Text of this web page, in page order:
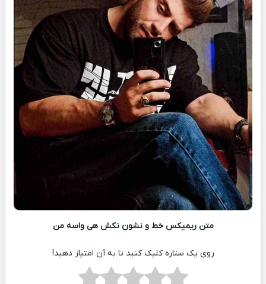
متن ریمیکس خط و نشون نکش هی واسه من
روی یک ستاره کلیک کنید تا به آن امتیاز دهید!